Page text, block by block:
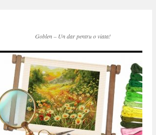
Goblen – Un dar pentru o viata!